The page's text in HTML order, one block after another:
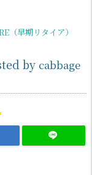
（早期リタイア）
by cabbage